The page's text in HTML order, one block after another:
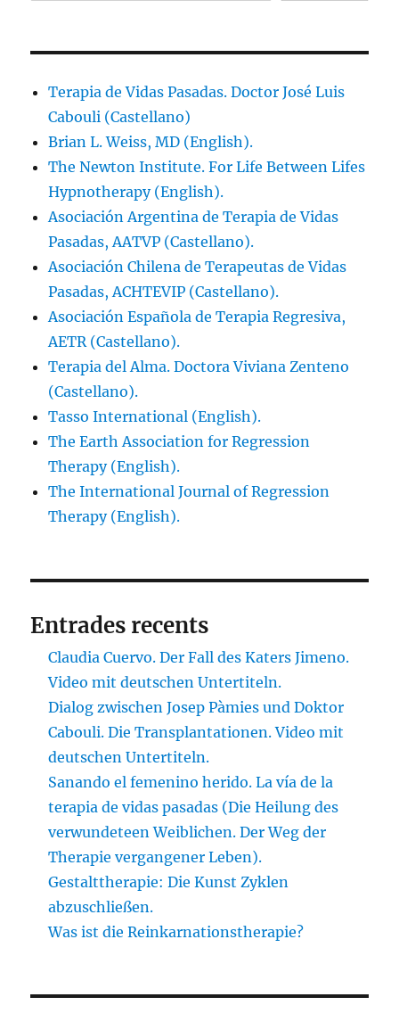
Terapia de Vidas Pasadas. Doctor José Luis
Cabouli (Castellano)
Brian L. Weiss, MD (English).
The Newton Institute. For Life Between Lifes
Hypnotherapy (English).
Asociación Argentina de Terapia de Vidas
Pasadas, AATVP (Castellano).
Asociación Chilena de Terapeutas de Vidas
Pasadas, ACHTEVIP (Castellano).
Asociación Española de Terapia Regresiva,
AETR (Castellano).
Terapia del Alma. Doctora Viviana Zenteno
(Castellano).
Tasso International (English).
The Earth Association for Regression
Therapy (English).
The International Journal of Regression
Therapy (English).
Entrades recents
Claudia Cuervo. Der Fall des Katers Jimeno.
Video mit deutschen Untertiteln.
Dialog zwischen Josep Pàmies und Doktor
Cabouli. Die Transplantationen. Video mit
deutschen Untertiteln.
Sanando el femenino herido. La vía de la
terapia de vidas pasadas (Die Heilung des
verwundeteen Weiblichen. Der Weg der
Therapie vergangener Leben).
Gestalttherapie: Die Kunst Zyklen
abzuschließen.
Was ist die Reinkarnationstherapie?